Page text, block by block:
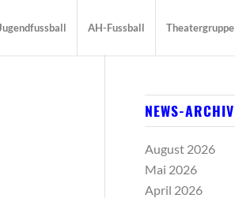
AH-Fussball Theatergruppe
NEWS-ARCHIV
August 2026
Mai 2026
April 2026